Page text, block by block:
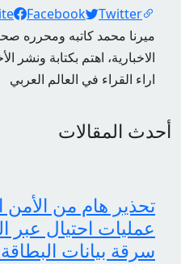
Social Links
Facebook
Twitter
ميرنا محمد كاتبه ومحرره
الاخبارية، اهتم بكتابة ونشر
اراء القراء في العالم العربي
أحدث المقالات
تحذير هام من
عمليات احتيال
سرقة بيانات البطاقة